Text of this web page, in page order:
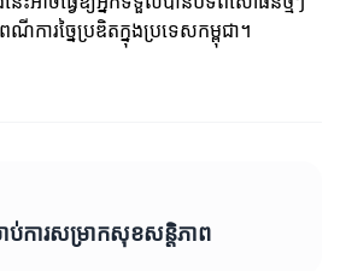
ការច្នៃប្រឌិតក្នុងប្រទេសកម្ពុជា។
ប់ការសម្រាកសុខសន្តិភាព